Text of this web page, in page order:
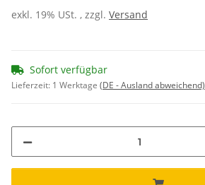
exkl. 19% USt. , zzgl. Versand
Sofort verfügbar
Lieferzeit: 1 Werktage (DE - Ausland abweichend)